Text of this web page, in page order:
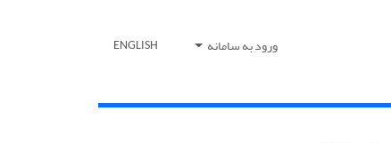
ورود به سامانه ENGLISH